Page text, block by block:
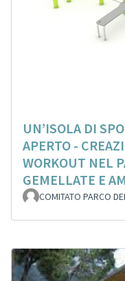
UN’ISOLA DI
APERTO -
WORKOUT NEL
GEMELLATE E
COMITATO PARCO